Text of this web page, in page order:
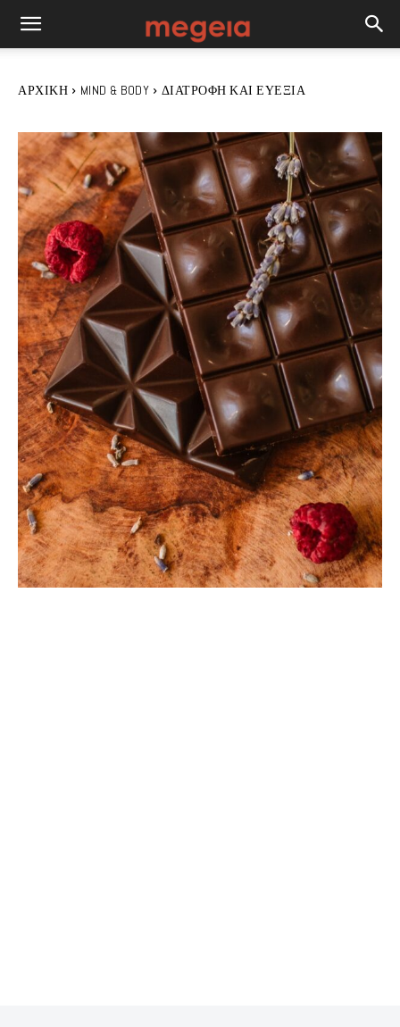
ΑΡΧΙΚΉ MIND & BODY ΔΙΑΤΡΟΦΉ ΚΑΙ ΕΥΕΞΊΑ